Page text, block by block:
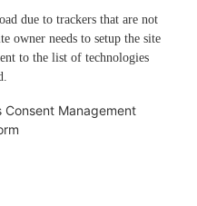
due to trackers that are not
owner needs to setup the site
to the list of technologies
Consent Management